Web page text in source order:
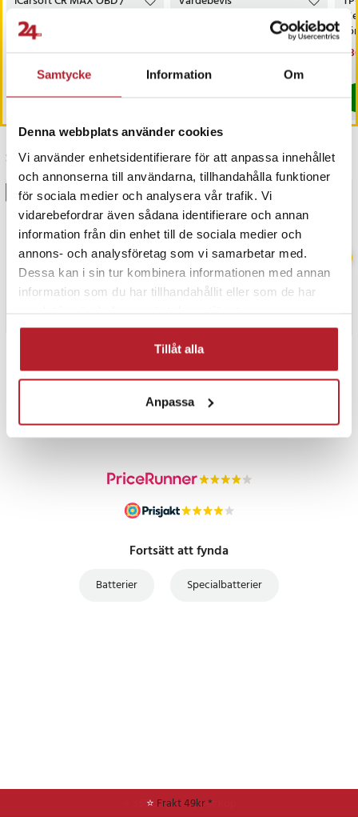
Samtycke Information Om
Denna webbplats använder cookies
Vi använder enhetsidentifierare för att anpassa innehållet
och annonserna till användarna, tillhandahålla funktioner
för sociala medier och analysera vår trafik. Vi
vidarebefordrar även sådana identifierare och annan
information från din enhet till de sociala medier och
annons- och analysföretag som vi samarbetar med.
Dessa kan i sin tur kombinera informationen med annan
information som du har tillhandahållit eller som de har
Tillåt alla
Anpassa
OBD2 felkodsläsare /
bildiagnosverktyg /
I lager, levereras inom 1-2 vardagar
Köp
I lager, levereras inom 1-2 vardagar
Senast besökta
BÄSTSÄLJARE
Fortsätt att fynda
Batterier Specialbatterier
⭐ Frakt 49kr *